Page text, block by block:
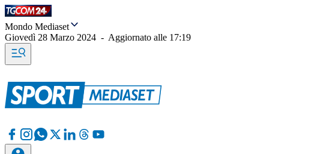
Mondo Mediaset
Giovedì 28 Marzo 2024 - Aggiornato alle 17:19